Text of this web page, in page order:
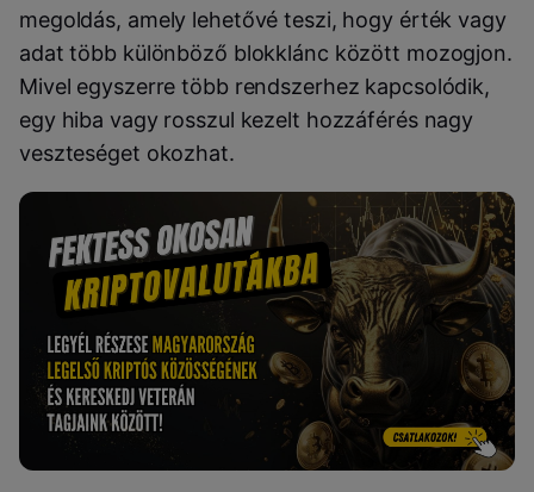
megoldás, amely lehetővé teszi, hogy érték vagy
adat több különböző blokklánc között mozogjon.
Mivel egyszerre több rendszerhez kapcsolódik,
egy hiba vagy rosszul kezelt hozzáférés nagy
veszteséget okozhat.